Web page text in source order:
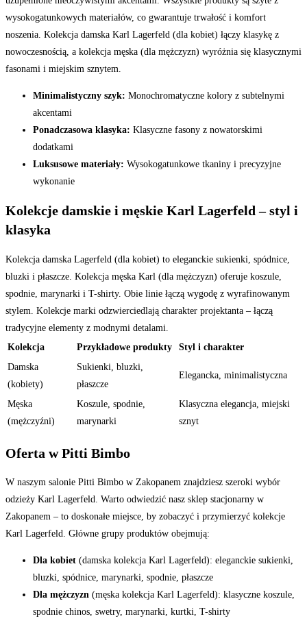
wysokogatunkowych materiałów, co gwarantuje trwałość i komfort
noszenia. Kolekcja damska Karl Lagerfeld (dla kobiet) łączy klasykę z
nowoczesnością, a kolekcja męska (dla mężczyzn) wyróżnia się klasycznymi
fasonami i miejskim sznytem.
Minimalistyczny szyk: Monochromatyczne kolory z subtelnymi
akcentami
Ponadczasowa klasyka: Klasyczne fasony z nowatorskimi
dodatkami
Luksusowe materiały: Wysokogatunkowe tkaniny i precyzyjne
wykonanie
Kolekcje damskie i męskie Karl Lagerfeld – styl i
klasyka
Kolekcja damska Lagerfeld (dla kobiet) to eleganckie sukienki, spódnice,
bluzki i płaszcze. Kolekcja męska Karl (dla mężczyzn) oferuje koszule,
spodnie, marynarki i T-shirty. Obie linie łączą wygodę z wyrafinowanym
stylem. Kolekcje marki odzwierciedlają charakter projektanta – łączą
tradycyjne elementy z modnymi detalami.
Kolekcja
Przykładowe produkty
Styl i charakter
Damska
(kobiety)
Sukienki, bluzki,
płaszcze
Elegancka, minimalistyczna
Męska
(mężczyźni)
Koszule, spodnie,
marynarki
Klasyczna elegancja, miejski
sznyt
Oferta w Pitti Bimbo
W naszym salonie Pitti Bimbo w Zakopanem znajdziesz szeroki wybór
odzieży Karl Lagerfeld. Warto odwiedzić nasz sklep stacjonarny w
Zakopanem – to doskonałe miejsce, by zobaczyć i przymierzyć kolekcje
Karl Lagerfeld. Główne grupy produktów obejmują:
Dla kobiet (damska kolekcja Karl Lagerfeld): eleganckie sukienki,
bluzki, spódnice, marynarki, spodnie, płaszcze
Dla mężczyzn (męska kolekcja Karl Lagerfeld): klasyczne koszule,
spodnie chinos, swetry, marynarki, kurtki, T-shirty